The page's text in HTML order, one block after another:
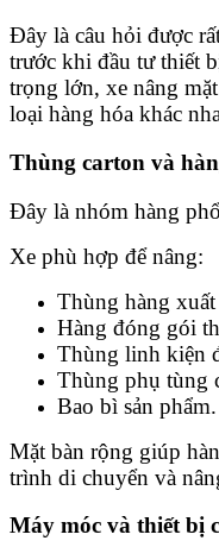
Đây là câu hỏi được
trước khi đầu tư thiết
trọng lớn, xe nâng
loại hàng hóa khác
Thùng carton và
Đây là nhóm hàng
Xe phù hợp để nâng:
Thùng hàng
Hàng đóng gói
Thùng linh kiện
Thùng phụ tùng
Bao bì sản phẩm.
Mặt bàn rộng giúp
trình di chuyển và
Máy móc và thiết bị